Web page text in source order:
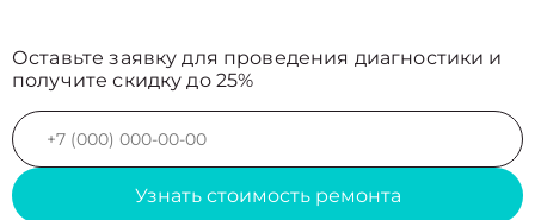
Оставьте заявку для проведения диагностики и
получите скидку до 25%
Узнать стоимость ремонта